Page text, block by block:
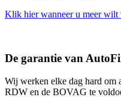
Klik hier wanneer u meer wilt
De garantie van
Wij werken elke dag hard om
RDW en de BOVAG te